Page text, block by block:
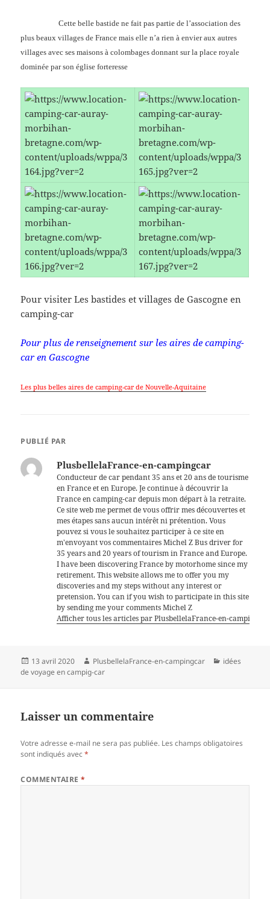
Cette belle bastide ne fait pas partie de l’association des
plus beaux villages de France mais elle n’a rien à envier aux autres
villages avec ses maisons à colombages donnant sur la place royale
dominée par son église forteresse
Pour visiter Les bastides et villages de Gascogne en
camping-car
Pour plus de renseignement sur les aires de camping-
car en Gascogne
Les plus belles aires de camping-car de Nouvelle-Aquitaine
PUBLIÉ PAR
PlusbellelaFrance-en-campingcar
Conducteur de car pendant 35 ans et 20 ans de tourisme
en France et en Europe. Je continue à découvrir la
France en camping-car depuis mon départ à la retraite.
Ce site web me permet de vous offrir mes découvertes et
mes étapes sans aucun intérêt ni prétention. Vous
pouvez si vous le souhaitez participer à ce site en
m'envoyant vos commentaires Michel Z Bus driver for
35 years and 20 years of tourism in France and Europe.
I have been discovering France by motorhome since my
retirement. This website allows me to offer you my
discoveries and my steps without any interest or
pretension. You can if you wish to participate in this site
by sending me your comments Michel Z
Afficher tous les articles par PlusbellelaFrance-en-
Publié
le
13 avril 2020 Auteur
PlusbellelaFrance-en-campingcar Catégories
idées
de voyage en campig-car
Laisser un commentaire
Votre adresse e-mail ne sera pas publiée. Les champs obligatoires
sont indiqués avec*
COMMENTAIRE*